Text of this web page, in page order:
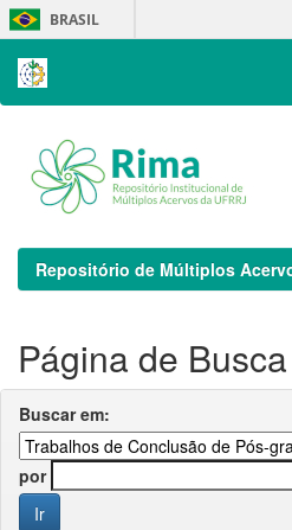
Skip
navigation
BRASIL
Repositório de Múltiplos
Página de Busca
Buscar em:
por